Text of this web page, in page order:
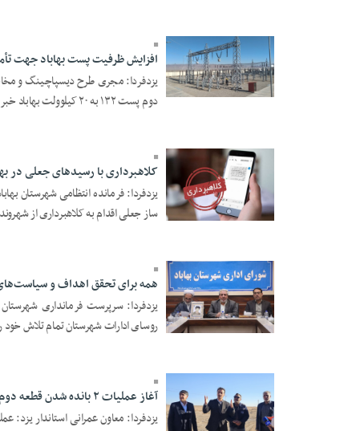
08 Dey 1403 - 16:10
افزایش ظرفیت پست بهاباد جهت
یزدفردا: مجری طرح دیسپاچینگ و
دوم پست ۱۳۲ به ۲۰ کیلوولت بهاباد خبر داد. ...
08 Dey 1403 - 15:57
کلاهبرداری با رسید‌های جعلی در
ساز جعلی اقدام به کلاهبرداری از
02 Dey 1403 - 16:04
همه برای تحقق اهداف و
یزدفردا: سرپرست فرمانداری
روسای ادارات شهرستان تمام تلاش
30 Azar 1403 - 16:42
آغاز عملیات ۲ بانده شدن قطعه دوم جاده بافق-بهاباد، از فردا